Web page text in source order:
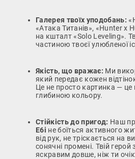
Галерея твоїх уподобань:
«Атака Титанів», «Hunter x
на кшталт «Solo Leveling».
частиною твоєї улюбленої
Якість, що вражає: Ми
який передає кожен
Це не просто картинка — це
глибиною кольору.
Стійкість до пригод: Наш
E6i не боїться активного
від рук, не тріскається на
сонячні промені. Твій
яскравим довше, ніж ти